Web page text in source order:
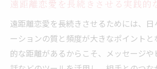
遠距離恋愛を長続きさせる実践的
遠距離恋愛を長続きさせるためには、日
ーションの質と頻度が大きなポイントと
的な距離があるからこそ、メッセージ